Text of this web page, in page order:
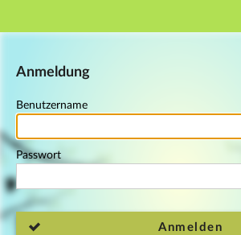
Hauptnavigation
Anmeldung
Benutzername
Passwort
Anmelden